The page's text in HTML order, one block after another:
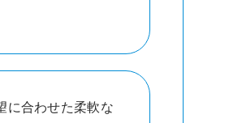
に合わせた柔軟な